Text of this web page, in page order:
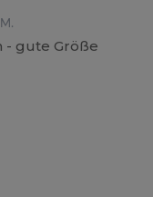
- gute Größe